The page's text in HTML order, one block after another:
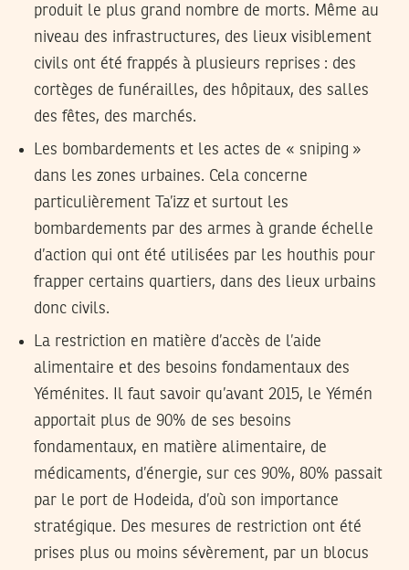
produit le plus grand nombre de morts. Même au
niveau des infrastructures, des lieux visiblement
civils ont été frappés à plusieurs reprises : des
cortèges de funérailles, des hôpitaux, des salles
des fêtes, des marchés.
Les bombardements et les actes de « sniping »
dans les zones urbaines. Cela concerne
particulièrement Ta’izz et surtout les
bombardements par des armes à grande échelle
d’action qui ont été utilisées par les houthis pour
frapper certains quartiers, dans des lieux urbains
donc civils.
La restriction en matière d’accès de l’aide
alimentaire et des besoins fondamentaux des
Yéménites. Il faut savoir qu’avant 2015, le Yémén
apportait plus de 90% de ses besoins
fondamentaux, en matière alimentaire, de
médicaments, d’énergie, sur ces 90%, 80% passait
par le port de Hodeida, d’où son importance
stratégique. Des mesures de restriction ont été
prises plus ou moins sévèrement, par un blocus